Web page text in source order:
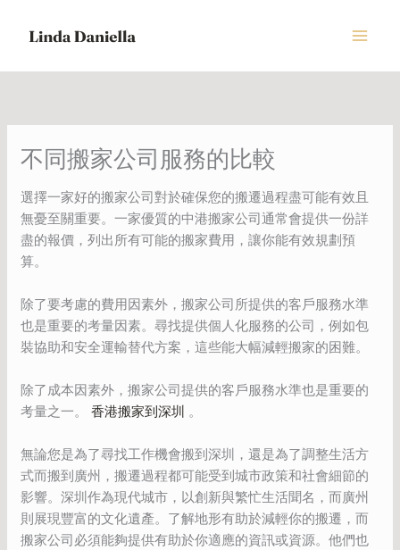
不同搬家公司服務的比較
選擇一家好的搬家公司對於確保您的搬遷過程盡可能有效且
無憂至關重要。一家優質的中港搬家公司通常會提供一份詳
盡的報價，列出所有可能的搬家費用，讓你能有效規劃預
算。
除了要考慮的費用因素外，搬家公司所提供的客戶服務水準
也是重要的考量因素。尋找提供個人化服務的公司，例如包
裝協助和安全運輸替代方案，這些能大幅減輕搬家的困難。
除了成本因素外，搬家公司提供的客戶服務水準也是重要的
考量之一。香港搬家到深圳 。
無論您是為了尋找工作機會搬到深圳，還是為了調整生活方
式而搬到廣州，搬遷過程都可能受到城市政策和社會細節的
影響。深圳作為現代城市，以創新與繁忙生活聞名，而廣州
則展現豐富的文化遺產。了解地形有助於減輕你的搬遷，而
搬家公司必須能夠提供有助於你適應的資訊或資源。他們也